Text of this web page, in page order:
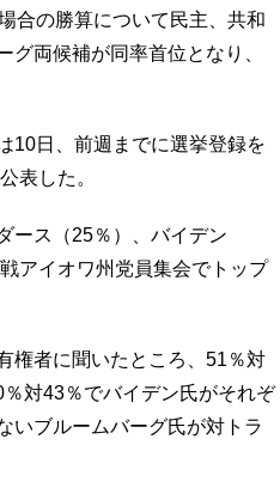
合の勝算について民主、共和
両候補が同率首位となり、
10日、前週までに選挙登録を
表した。
ース（25％）、バイデン
アイオワ州党員集会でトップ
権者に聞いたところ、51％対
対43％でバイデン氏がそれぞ
いブルームバーグ氏が対トラ